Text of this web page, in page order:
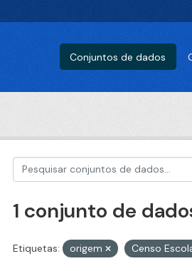
Conjuntos de dados
1 conjunto de
Etiquetas: origem Censo